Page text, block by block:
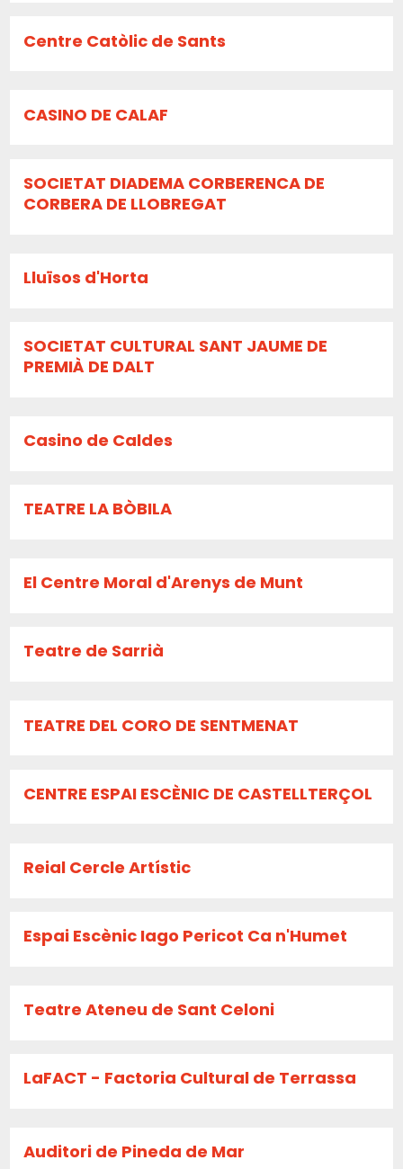
Centre Catòlic de Sants
CASINO DE CALAF
SOCIETAT DIADEMA CORBERENCA DE
CORBERA DE LLOBREGAT
Lluïsos d'Horta
SOCIETAT CULTURAL SANT JAUME DE
PREMIÀ DE DALT
Casino de Caldes
TEATRE LA BÒBILA
El Centre Moral d'Arenys de Munt
Teatre de Sarrià
TEATRE DEL CORO DE SENTMENAT
CENTRE ESPAI ESCÈNIC DE CASTELLTERÇOL
Reial Cercle Artístic
Espai Escènic Iago Pericot Ca n'Humet
Teatre Ateneu de Sant Celoni
LaFACT - Factoria Cultural de Terrassa
Auditori de Pineda de Mar